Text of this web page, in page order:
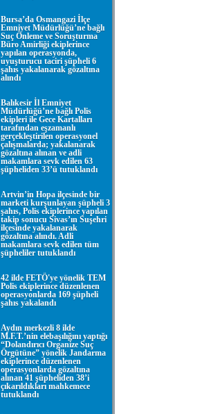
Bursa’da Osmangazi İlçe
Emniyet Müdürlüğü’ne bağlı
Suç Önleme ve Soruşturma
Büro Amirliği ekiplerince
yapılan operasyonda,
uyuşturucu taciri şüpheli 6
şahıs yakalanarak gözaltına
alındı
Balıkesir İl Emniyet
Müdürlüğü’ne bağlı Polis
ekipleri ile Gece Kartalları
tarafından eşzamanlı
gerçekleştirilen operasyonel
çalışmalarda; yakalanarak
gözaltına alınan ve adli
makamlara sevk edilen 63
şüpheliden 33’ü tutuklandı
Artvin’in Hopa ilçesinde bir
marketi kurşunlayan şüpheli 3
şahıs, Polis ekiplerince yapılan
takip sonucu Sivas’ın Suşehri
ilçesinde yakalanarak
gözaltına alındı. Adli
makamlara sevk edilen tüm
şüpheliler tutuklandı
42 ilde FETÖ'ye yönelik TEM
Polis ekiplerince düzenlenen
operasyonlarda 169 şüpheli
şahıs yakalandı
Aydın merkezli 8 ilde
M.F.T.’nin elebaşılığını yaptığı
“Dolandırıcı Organize Suç
Örgütüne” yönelik Jandarma
ekiplerince düzenlenen
operasyonlarda gözaltına
alınan 41 şüpheliden 38’i
çıkarıldıkları mahkemece
tutuklandı